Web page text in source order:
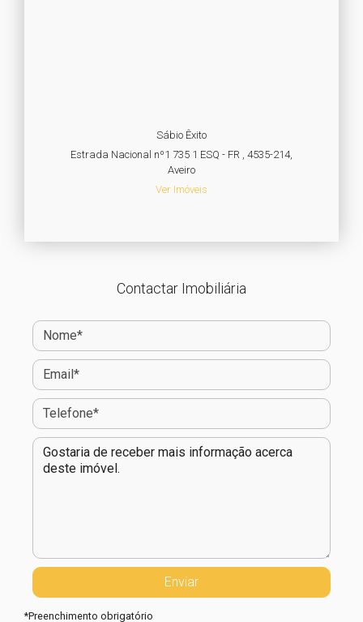
Sábio Êxito
Estrada Nacional nº1 735 1 ESQ - FR , 4535-214,
Aveiro
Ver Imóveis
Contactar Imobiliária
*Preenchimento obrigatório